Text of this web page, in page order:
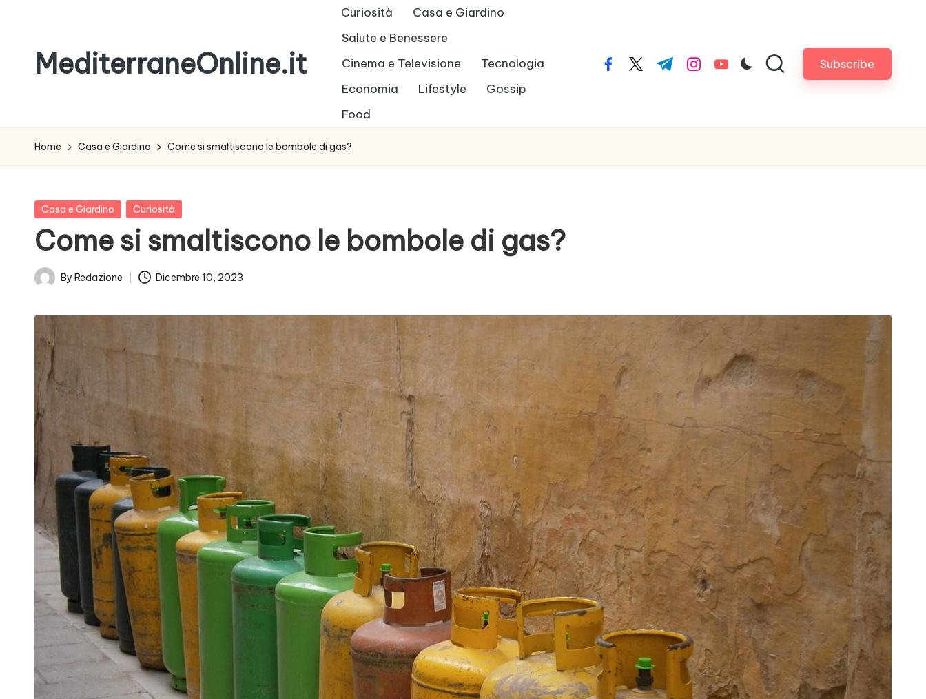
contentMediterraneOnline.it
aggiornato
con
le
News
Curiosità
Casa e Giardino
Salute e Benessere
Cinema e Televisione
Tecnologia
Economia
Lifestyle
Gossip
Food
facebook.com
twitter.com
t.me instagram.com
youtube.com Subscribe
Home Casa e Giardino Come si smaltiscono le bombole di gas?
Posted
Casa e Giardino Curiosità
Come si smaltiscono le bombole di gas?
Posted
By Redazione Dicembre 10, 2023